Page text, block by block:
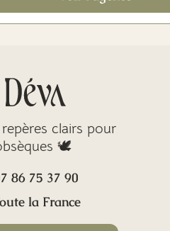
clairs pour
🕊️
86 75 37 90
la France